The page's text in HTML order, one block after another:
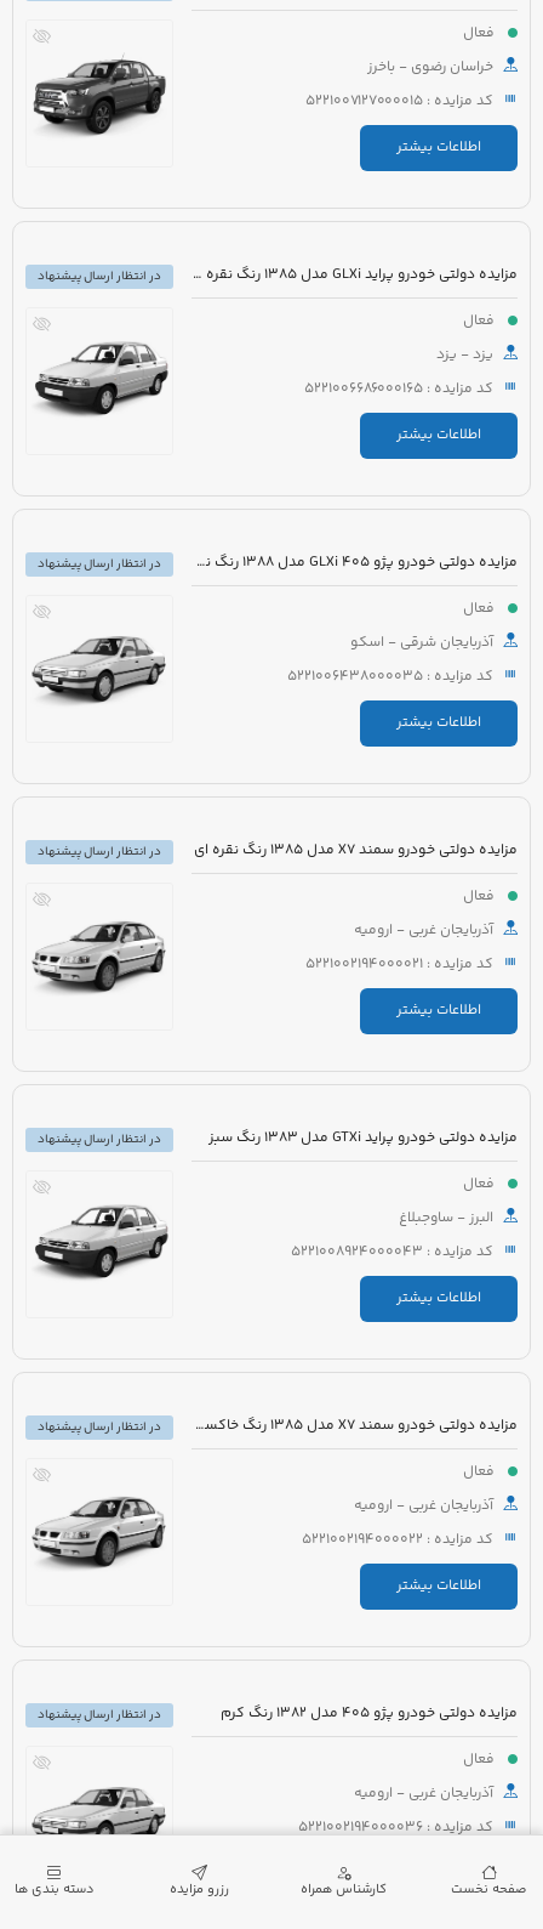
فعال
خراسان رضوی - باخرز
کد مزایده : 5221007127000015
اطلاعات بیشتر
مزایده دولتی خودرو پراید GLXi مدل 1385 رنگ نقره ای
فعال
یزد - یزد
کد مزایده : 5221006686000165
اطلاعات بیشتر
در انتظار ارسال پیشنهاد
مزایده دولتی خودرو پژو 405 GLXi مدل 1388 رنگ نقره ای
فعال
آذربایجان شرقی - اسکو
کد مزایده : 5221006438000035
اطلاعات بیشتر
در انتظار ارسال پیشنهاد
مزایده دولتی خودرو سمند X7 مدل 1385 رنگ نقره ای
فعال
آذربایجان غربی - ارومیه
کد مزایده : 5221002194000021
اطلاعات بیشتر
در انتظار ارسال پیشنهاد
مزایده دولتی خودرو پراید GTXi مدل 1383 رنگ سبز
فعال
البرز - ساوجبلاغ
کد مزایده : 5221008924000043
اطلاعات بیشتر
در انتظار ارسال پیشنهاد
مزایده دولتی خودرو سمند X7 مدل 1385 رنگ خاکستری
فعال
آذربایجان غربی - ارومیه
کد مزایده : 5221002194000022
اطلاعات بیشتر
در انتظار ارسال پیشنهاد
مزایده دولتی خودرو پژو 405 مدل 1382 رنگ کرم
فعال
آذربایجان غربی - ارومیه
کد مزایده : 5221002194000036
در انتظار ارسال پیشنهاد
صفحه نخست کارشناس همراه رزرو مزایده دسته بندی ها